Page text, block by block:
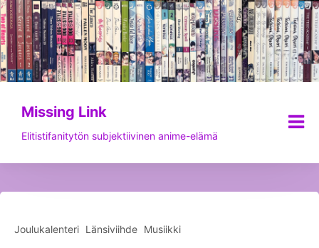
Siirry
sisältöön
Missing Link
Elitistifanitytön subjektiivinen anime-elämä
Joulukalenteri Länsiviihde Musiikki